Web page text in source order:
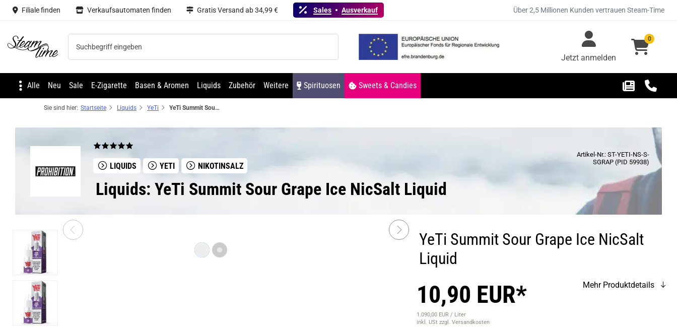
Filiale finden Verkaufsautomaten finden Gratis Versand ab 34,99 € Sales Ausverkauf Über 2,5 Millionen Kunden vertrauen Steam-Time
Steam time Jetzt anmelden
0
Alle Neu Sale E-Zigarette Basen & Aromen Liquids Zubehör Weitere Spirituosen Sweets & Candies
Sie sind hier: Startseite Liquids YeTi YeTi Summit Sour Grape Ice NicSalt Liquid
LIQUIDS YETI NIKOTINSALZ
Artikel-Nr.: ST-YETI-NS-S-
SGRAP (PID 59938)
Liquids: YeTi Summit Sour Grape Ice NicSalt Liquid
YeTi Summit Sour Grape Ice NicSalt
Liquid
10,90 EUR*
1.090,00 EUR / Liter
inkl. USt zzgl. Versandkosten
Mehr Produktdetails